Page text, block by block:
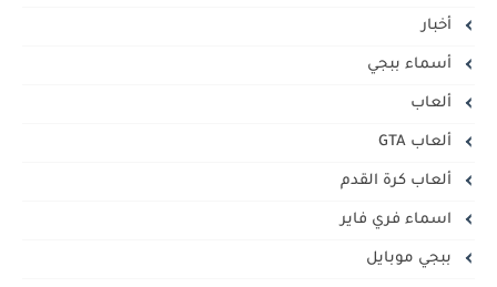
أخبار
أسماء ببجي
ألعاب
ألعاب GTA
ألعاب كرة القدم
اسماء فري فاير
ببجي موبايل